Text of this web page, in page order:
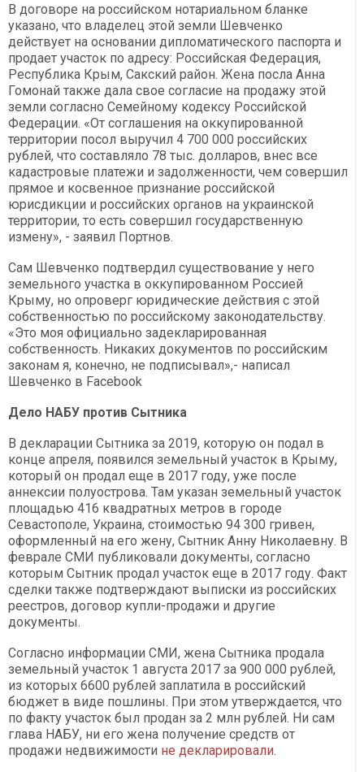
В договоре на российском нотариальном бланке
указано, что владелец этой земли Шевченко
действует на основании дипломатического паспорта и
продает участок по адресу: Российская Федерация,
Республика Крым, Сакский район. Жена посла Анна
Гомонай также дала свое согласие на продажу этой
земли согласно Семейному кодексу Российской
Федерации. «От соглашения на оккупированной
территории посол выручил 4 700 000 российских
рублей, что составляло 78 тыс. долларов, внес все
кадастровые платежи и задолженности, чем совершил
прямое и косвенное признание российской
юрисдикции и российских органов на украинской
территории, то есть совершил государственную
измену», - заявил Портнов.
Сам Шевченко подтвердил существование у него
земельного участка в оккупированном Россией
Крыму, но опроверг юридические действия с этой
собственностью по российскому законодательству.
«Это моя официально задекларированная
собственность. Никаких документов по российским
законам я, конечно, не подписывал»,- написал
Шевченко в Facebook
Дело НАБУ против Сытника
В декларации Сытника за 2019, которую он подал в
конце апреля, появился земельный участок в Крыму,
который он продал еще в 2017 году, уже после
аннексии полуострова. Там указан земельный участок
площадью 416 квадратных метров в городе
Севастополе, Украина, стоимостью 94 300 гривен,
оформленный на его жену, Сытник Анну Николаевну. В
феврале СМИ публиковали документы, согласно
которым Сытник продал участок еще в 2017 году. Факт
сделки также подтверждают выписки из российских
реестров, договор купли-продажи и другие
документы.
Согласно информации СМИ, жена Сытника продала
земельный участок 1 августа 2017 за 900 000 рублей,
из которых 6600 рублей заплатила в российский
бюджет в виде пошлины. При этом утверждается, что
по факту участок был продан за 2 млн рублей. Ни сам
глава НАБУ, ни его жена получение средств от
продажи недвижимости не декларировали.